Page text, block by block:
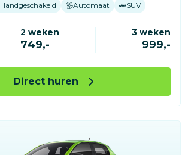
Handgeschakeld Automaat SUV
2 weken
749,-
3 weken
999,-
Direct huren